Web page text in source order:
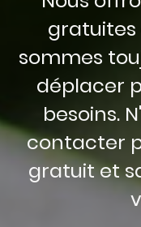
gratuites
sommes
déplacer
besoins.
contacter
gratuit et